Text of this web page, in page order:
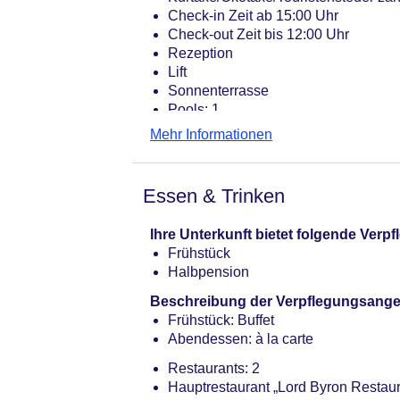
Check-in Zeit ab 15:00 Uhr
Check-out Zeit bis 12:00 Uhr
Rezeption
Lift
Sonnenterrasse
Pools: 1
Pool „Infinity pool“: Juni -
Badetücher: ohne Gebühr
Wäscheservice: gegen Gebühr
Zahlungsarten: TUI Card / VISA,
Haustier: Hund erlaubt: pro Nacht
15 EUR
Parkmöglichkeiten: Parkplatz (nach
Gebäudeanzahl: 2, Etagen: 7,
Landeskategorie: 5,5 Sterne
Mehr Informationen
Essen & Trinken
Ihre Unterkunft bietet folgende
Frühstück
Halbpension
Beschreibung der
Frühstück: Buffet
Abendessen: à la carte
Restaurants: 2
Hauptrestaurant „Lord Byron